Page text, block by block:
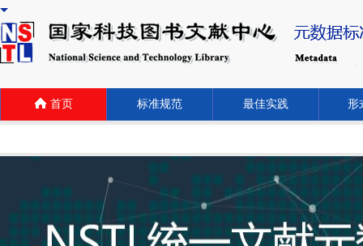
首页 标准规范 最佳实践 形